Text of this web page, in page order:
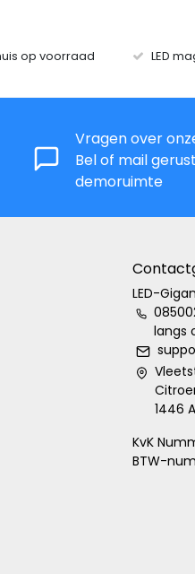
op voorraad LED
Vragen over
Bel of mail
demoruimte
LED-
langs
1446
KvK
BTW-